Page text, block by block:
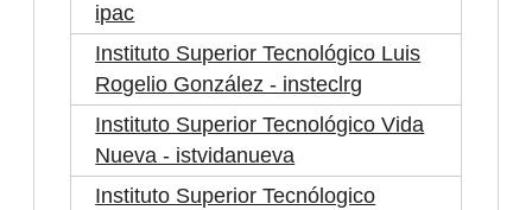
ipac
Instituto Superior Tecnológico Luis
Rogelio González - insteclrg
Instituto Superior Tecnológico Vida
Nueva - istvidanueva
Instituto Superior Tecnólogico